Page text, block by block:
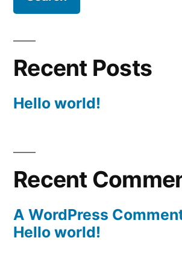
Recent Posts
Hello world!
Recent
A WordPress
Hello world!